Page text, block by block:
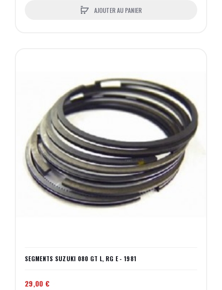
AJOUTER AU PANIER
SEGMENTS SUZUKI 080 GT L, RG E - 1981
29,00 €